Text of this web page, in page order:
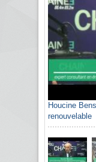
Houcine
renouvelable